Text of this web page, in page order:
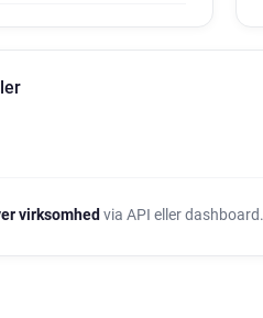
virksomhed via API eller dashboard.